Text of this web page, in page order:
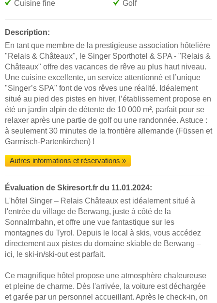
Cuisine fine
Golf
Description:
En tant que membre de la prestigieuse association hôtelière
"Relais & Châteaux", le Singer Sporthotel & SPA - "Relais &
Châteaux" offre des vacances de rêve au plus haut niveau.
Une cuisine excellente, un service attentionné et l’unique
"Singer’s SPA" font de vos rêves une réalité. Idéalement
situé au pied des pistes en hiver, l’établissement propose en
été un jardin alpin de détente de 10 000 m², parfait pour se
relaxer après une partie de golf ou une randonnée. Astuce :
à seulement 30 minutes de la frontière allemande (Füssen et
Garmisch-Partenkirchen) !
Autres informations et réservations »
Évaluation de Skiresort.fr du 11.01.2024:
L'hôtel Singer – Relais Châteaux est idéalement situé à
l'entrée du village de Berwang, juste à côté de la
Sonnalmbahn, et offre une vue fantastique sur les
montagnes du Tyrol. Depuis le local à skis, vous accédez
directement aux pistes du domaine skiable de Berwang –
ici, le ski-in/ski-out est parfait.
Ce magnifique hôtel propose une atmosphère chaleureuse
et pleine de charme. Dès l'arrivée, la voiture est déchargée
et garée par un personnel accueillant. Après le check-in, on